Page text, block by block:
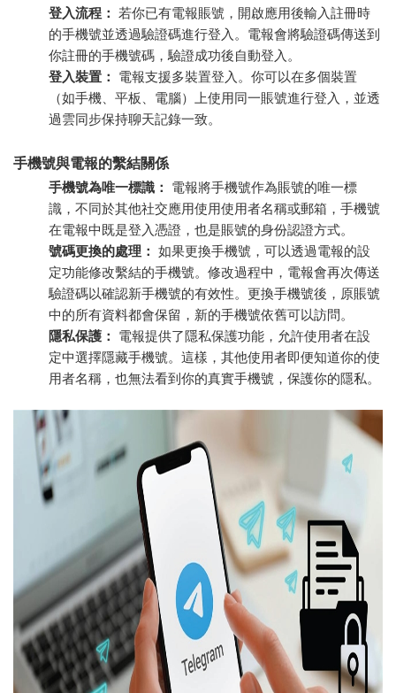
登入流程：
若你已有電報賬號，開啟應用後輸入註冊時
的手機號並透過驗證碼進行登入。電報會將驗證碼傳送到
你註冊的手機號碼，驗證成功後自動登入。
登入裝置：
電報支援多裝置登入。你可以在多個裝置
（如手機、平板、電腦）上使用同一賬號進行登入，並透
過雲同步保持聊天記錄一致。
手機號與電報的繫結關係
手機號為唯一標識：
電報將手機號作為賬號的唯一標
識，不同於其他社交應用使用使用者名稱或郵箱，手機號
在電報中既是登入憑證，也是賬號的身份認證方式。
號碼更換的處理： 如果更換手機號，可以透過電報的設
定功能修改繫結的手機號。修改過程中，電報會再次傳送
驗證碼以確認新手機號的有效性。更換手機號後，原賬號
中的所有資料都會保留，新的手機號依舊可以訪問。
隱私保護：
電報提供了隱私保護功能，允許使用者在設
定中選擇隱藏手機號。這樣，其他使用者即便知道你的使
用者名稱，也無法看到你的真實手機號，保護你的隱私。